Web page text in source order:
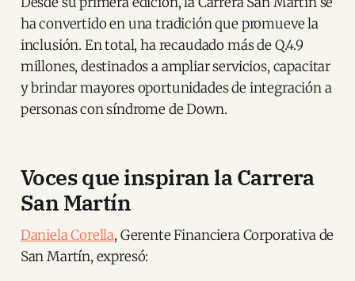
ha convertido en una tradición que promueve la
inclusión. En total, ha recaudado más de Q.4.9
millones, destinados a ampliar servicios, capacitar
y brindar mayores oportunidades de integración a
personas con síndrome de Down.
Voces que inspiran la Carrera
San Martín
Daniela Corella, Gerente Financiera Corporativa de
San Martín, expresó: